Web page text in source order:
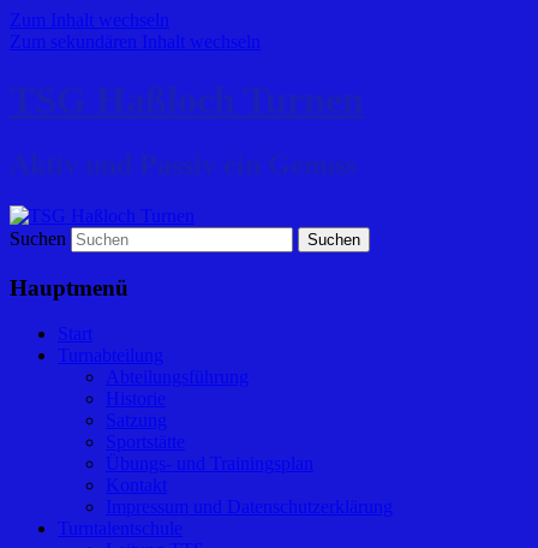
Zum Inhalt wechseln
Zum sekundären Inhalt wechseln
TSG Haßloch Turnen
Aktiv und Passiv ein Genuss
Suchen
Hauptmenü
Start
Turnabteilung
Abteilungsführung
Historie
Satzung
Sportstätte
Übungs- und Trainingsplan
Kontakt
Impressum und Datenschutzerklärung
Turntalentschule